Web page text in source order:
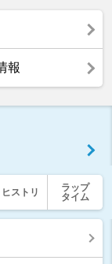
報
ヒストリ
ラップ
タイム